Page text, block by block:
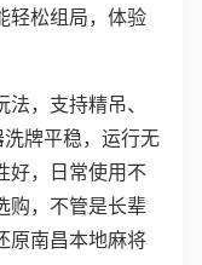
轻松组局，体验
，支持精吊、
牌平稳，运行无
好，日常使用不
购，不管是长辈
原南昌本地麻将